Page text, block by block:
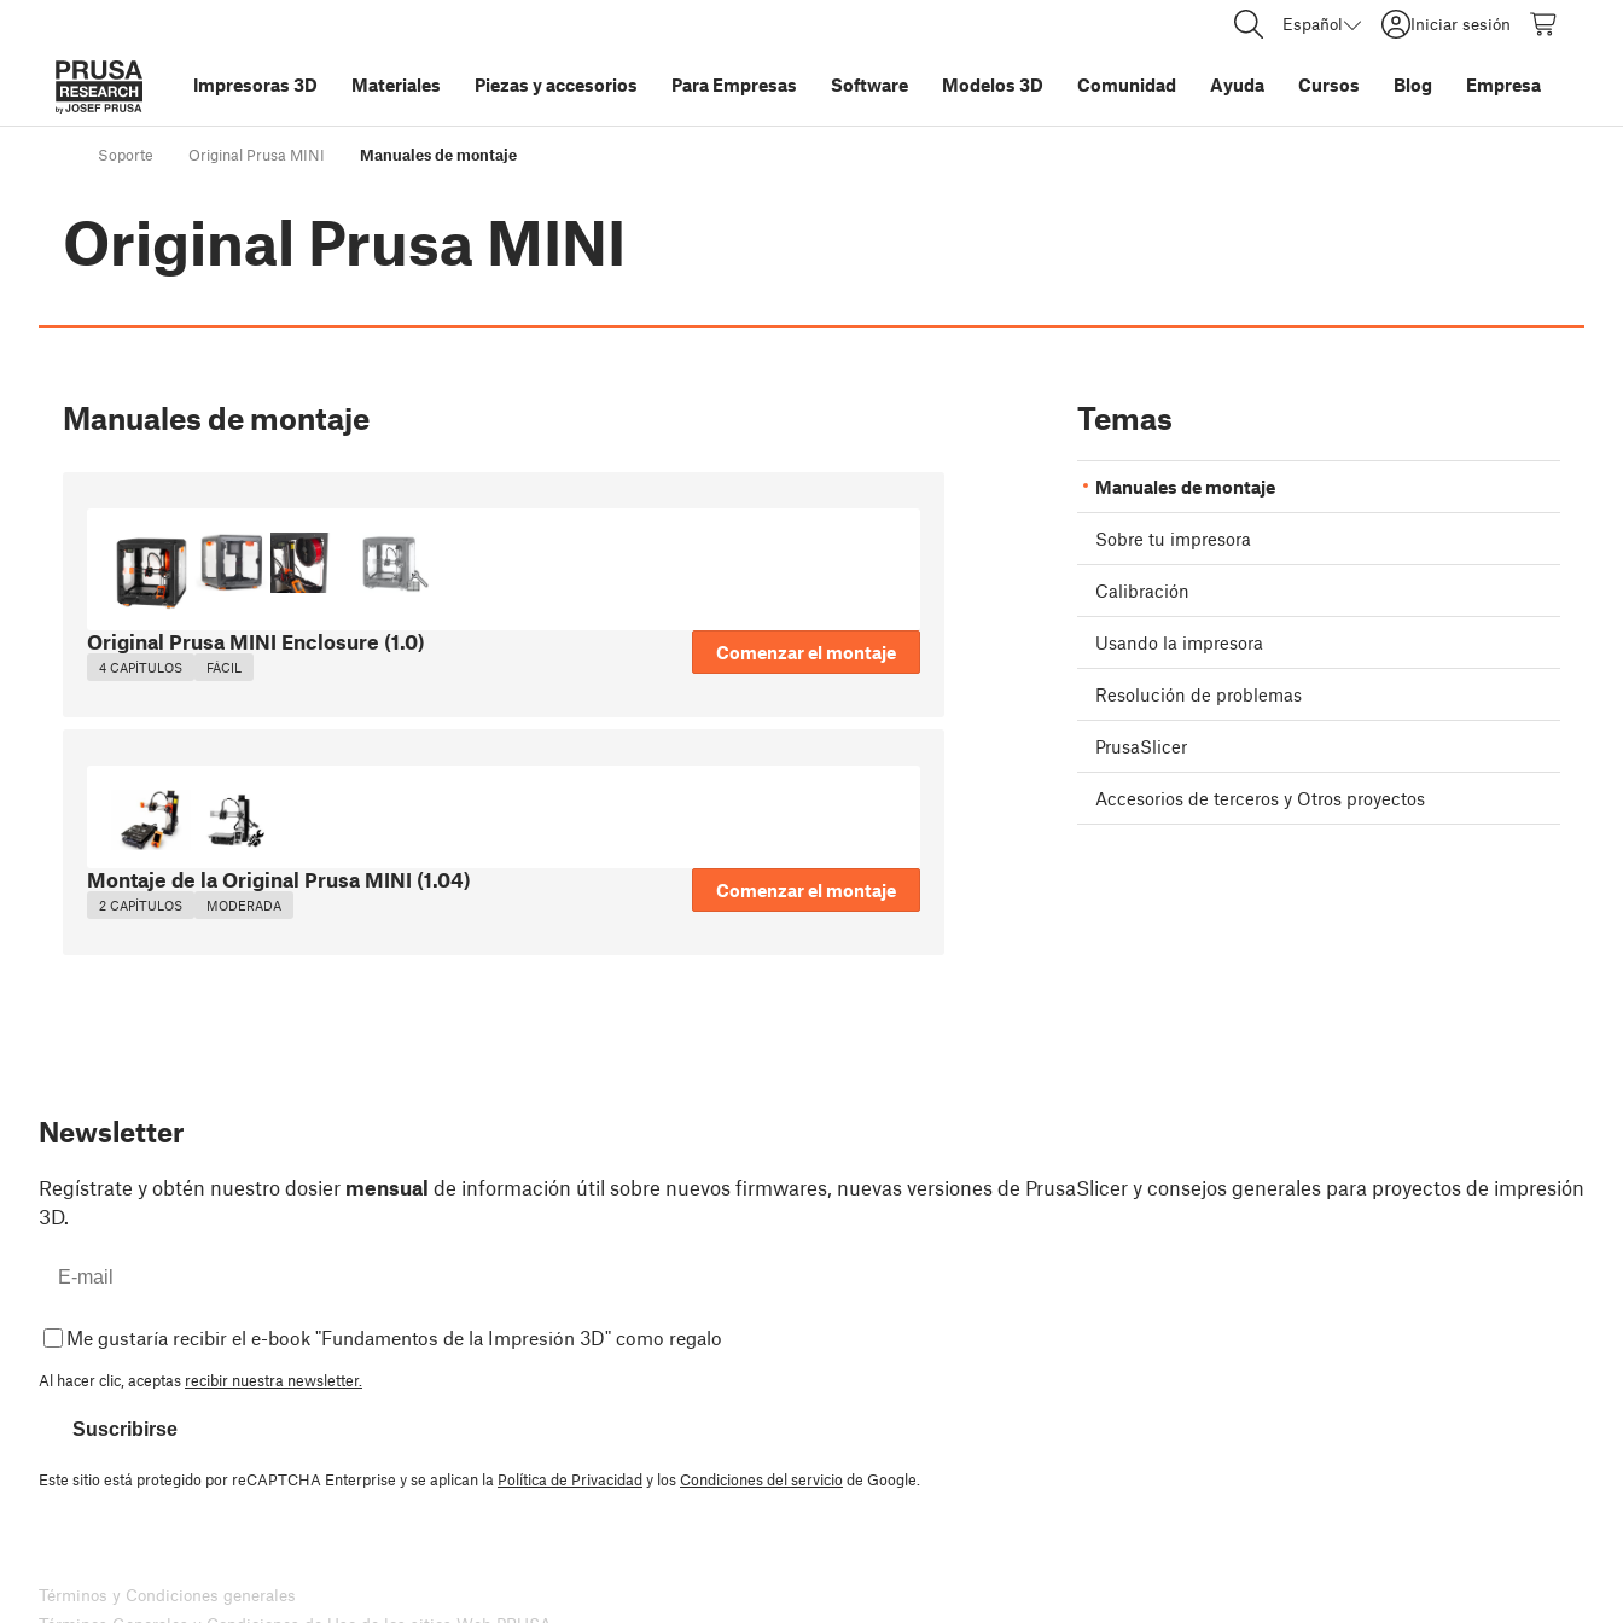
Español Iniciar sesión
Impresoras 3D Materiales Piezas y accesorios Para Empresas Software Modelos 3D Comunidad Ayuda Cursos Blog Empresa
Soporte Original Prusa MINI Manuales de montaje
Original Prusa MINI
Manuales de montaje
Original Prusa MINI Enclosure (1.0)
4 CAPÍTULOS FÁCIL
Comenzar el montaje
Montaje de la Original Prusa MINI (1.04)
2 CAPÍTULOS MODERADA
Comenzar el montaje
Temas
Manuales de montaje
Sobre tu impresora
Calibración
Usando la impresora
Resolución de problemas
PrusaSlicer
Accesorios de terceros y Otros proyectos
Newsletter
Regístrate y obtén nuestro dosier mensual de información útil sobre nuevos firmwares, nuevas versiones de PrusaSlicer y consejos generales para proyectos de impresión
3D.
Me gustaría recibir el e-book "Fundamentos de la Impresión 3D" como regalo
Al hacer clic, aceptas recibir nuestra newsletter.
Suscribirse
Este sitio está protegido por reCAPTCHA Enterprise y se aplican la Política de Privacidady losCondiciones del serviciode Google.
Términos y Condiciones generales